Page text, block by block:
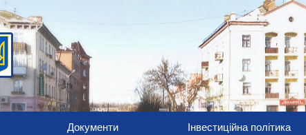
Документи Інвестиційна політика